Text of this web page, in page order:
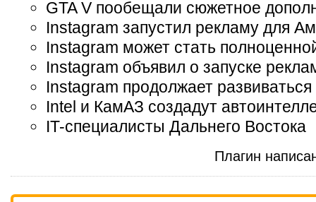
GTA V пообещали сюжетное
Instagram запустил рекламу для
Instagram может стать
Instagram объявил о запуске
Instagram продолжает развиваться
Intel и КамАЗ создадут
IT-специалисты Дальнего Востока
Плагин